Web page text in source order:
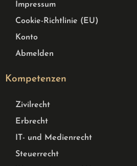
Impressum
Cookie-Richtlinie (EU)
Konto
Abmelden
Kompetenzen
Zivilrecht
Erbrecht
IT- und Medienrecht
Steuerrecht